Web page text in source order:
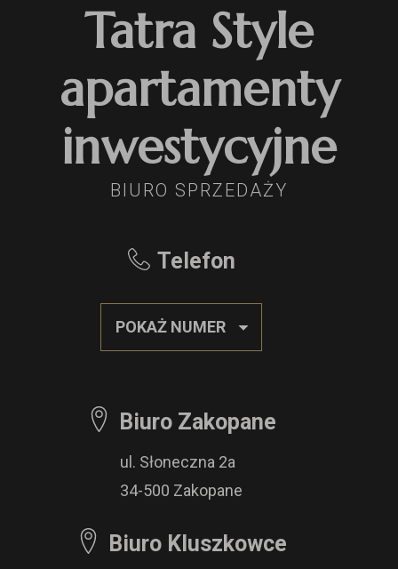
Tatra Style
apartamenty
inwestycyjne
BIURO SPRZEDAŻY
Telefon
POKAŻ NUMER
Biuro Zakopane
ul. Słoneczna 2a
34-500 Zakopane
Biuro Kluszkowce